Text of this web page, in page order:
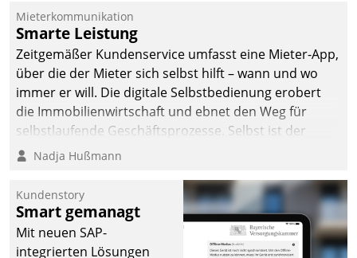
Die monatlichen
Mitteilungen zum
Heizungs- und
Wasserverbrauch gehen
automatisiert, vollständig
und auf Wunsch über
mehrere zuvor
Kommunikationswege bei
Mieterkommunikation
Smarte Leistung
Zeitgemäßer Kundenservice umfasst eine Mieter-App,
über die der Mieter sich selbst hilft – wann und wo
immer er will. Die digitale Selbstbedienung erobert
die Immobilienwirtschaft und ebnet den Weg für
selbstlaufende Geschäftsprozesse. Selbst ist der
Kunde und smart der Serviceanbieter.
Nadja Hußmann
Kundenstory
Smart gemanagt
Mit neuen SAP-
integrierten Lösungen